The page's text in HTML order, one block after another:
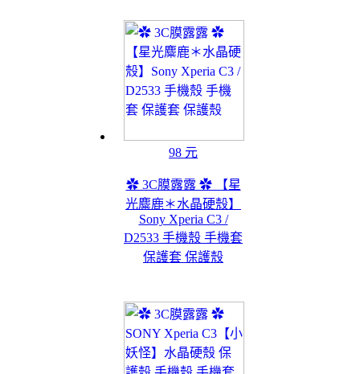
98 元
✿ 3C膜露露 ✿ 【星
光麋鹿＊水晶硬殼】
Sony Xperia C3 /
D2533 手機殼 手機套
保護套 保護殼